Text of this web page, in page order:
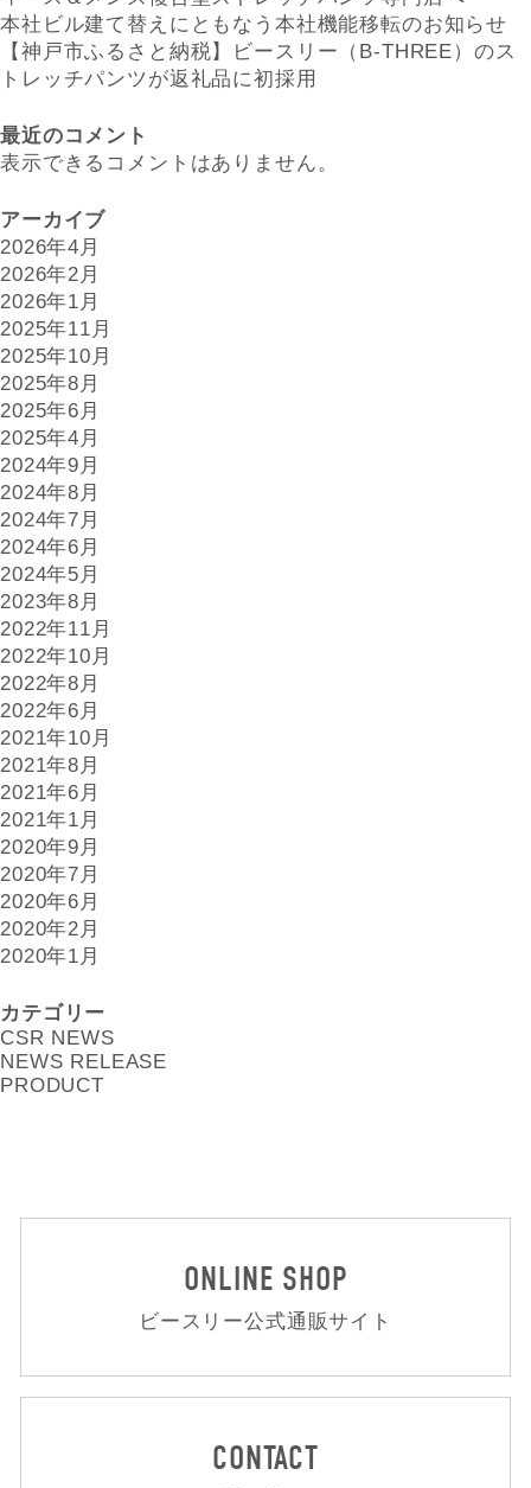
本社ビル建て替えにともなう本社機能移転のお知らせ
【神戸市ふるさと納税】ビースリー（B-THREE）のス
トレッチパンツが返礼品に初採用
最近のコメント
表示できるコメントはありません。
アーカイブ
2026年4月
2026年2月
2026年1月
2025年11月
2025年10月
2025年8月
2025年6月
2025年4月
2024年9月
2024年8月
2024年7月
2024年6月
2024年5月
2023年8月
2022年11月
2022年10月
2022年8月
2022年6月
2021年10月
2021年8月
2021年6月
2021年1月
2020年9月
2020年7月
2020年6月
2020年2月
2020年1月
カテゴリー
CSR NEWS
NEWS RELEASE
PRODUCT
ONLINE SHOP
ビースリー公式通販サイト
CONTACT